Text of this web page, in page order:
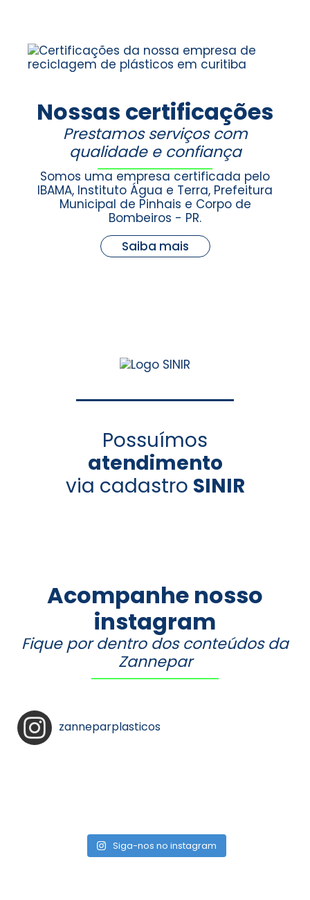
Nossas certificações
Prestamos serviços com
qualidade e confiança
Somos uma empresa certificada pelo
IBAMA, Instituto Água e Terra, Prefeitura
Municipal de Pinhais e Corpo de
Bombeiros - PR.
Saiba mais
Possuímos
atendimento
via cadastro SINIR
Acompanhe nosso
instagram
Fique por dentro dos conteúdos da
Zannepar
zanneparplasticos
Siga-nos no instagram